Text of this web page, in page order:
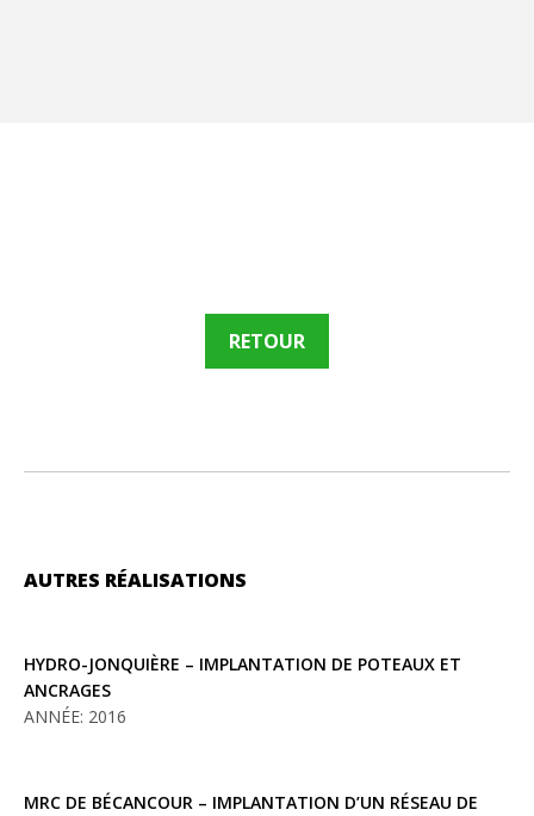
RETOUR
AUTRES RÉALISATIONS
HYDRO-JONQUIÈRE – IMPLANTATION DE POTEAUX ET
ANCRAGES
ANNÉE: 2016
MRC DE BÉCANCOUR – IMPLANTATION D’UN RÉSEAU DE